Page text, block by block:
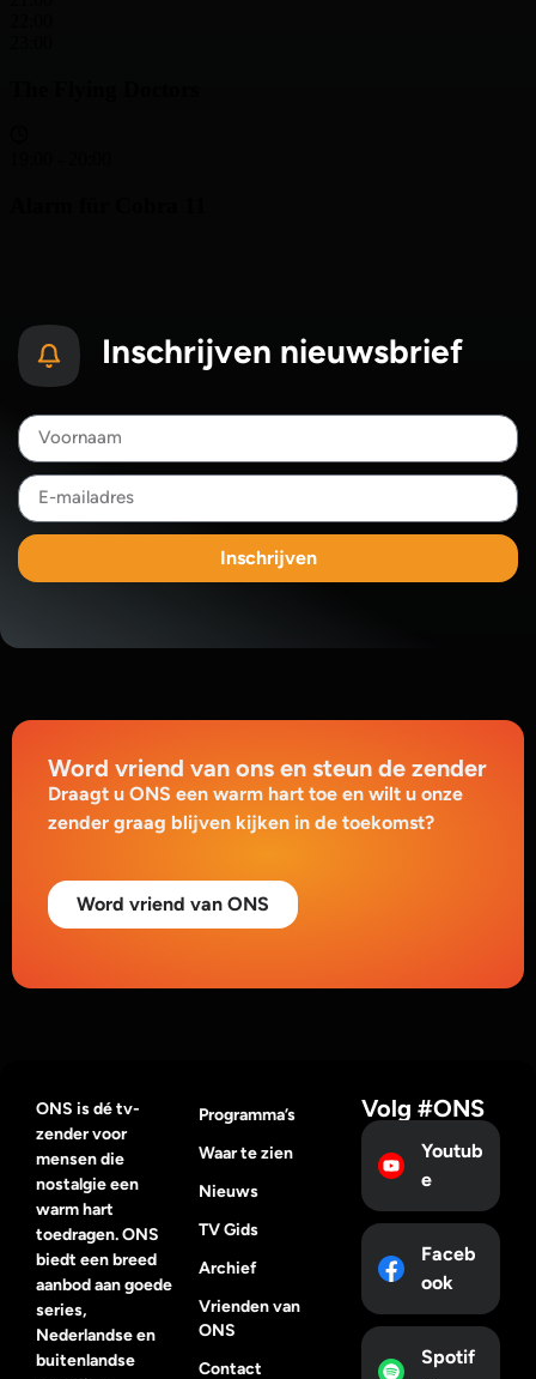
Inschrijven nieuwsbrief
Inschrijven
Word vriend van ons en steun de zender
Draagt u ONS een warm hart toe en wilt u onze
zender graag blijven kijken in de toekomst?
Word vriend van ONS
ONS is dé tv-
zender voor
mensen die
nostalgie een
warm hart
toedragen. ONS
biedt een breed
aanbod aan goede
series,
Nederlandse en
buitenlandse
Programma’s
Waar te zien
Nieuws
TV Gids
Archief
Vrienden van
ONS
Contact
Volg #ONS
Youtub
e
Faceb
ook
Spotif